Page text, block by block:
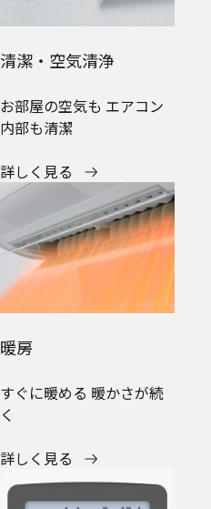
清潔・空気清浄
お部屋の空気も エアコン
内部も清潔
詳しく見る
暖房
すぐに暖める 暖かさが続
く
詳しく見る